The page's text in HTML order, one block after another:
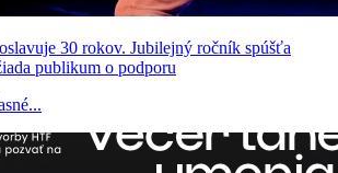
30 rokov. Jubilejný ročník spúšťa
publikum o podporu